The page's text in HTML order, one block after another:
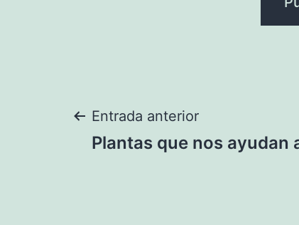
Navegación
Entrada anterior
Plantas que nos ayudan